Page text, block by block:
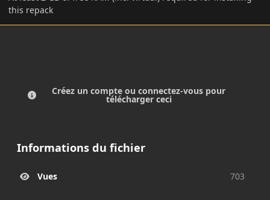
this repack
Créez un compte ou connectez-vous pour
télécharger ceci
Informations du fichier
Vues 703